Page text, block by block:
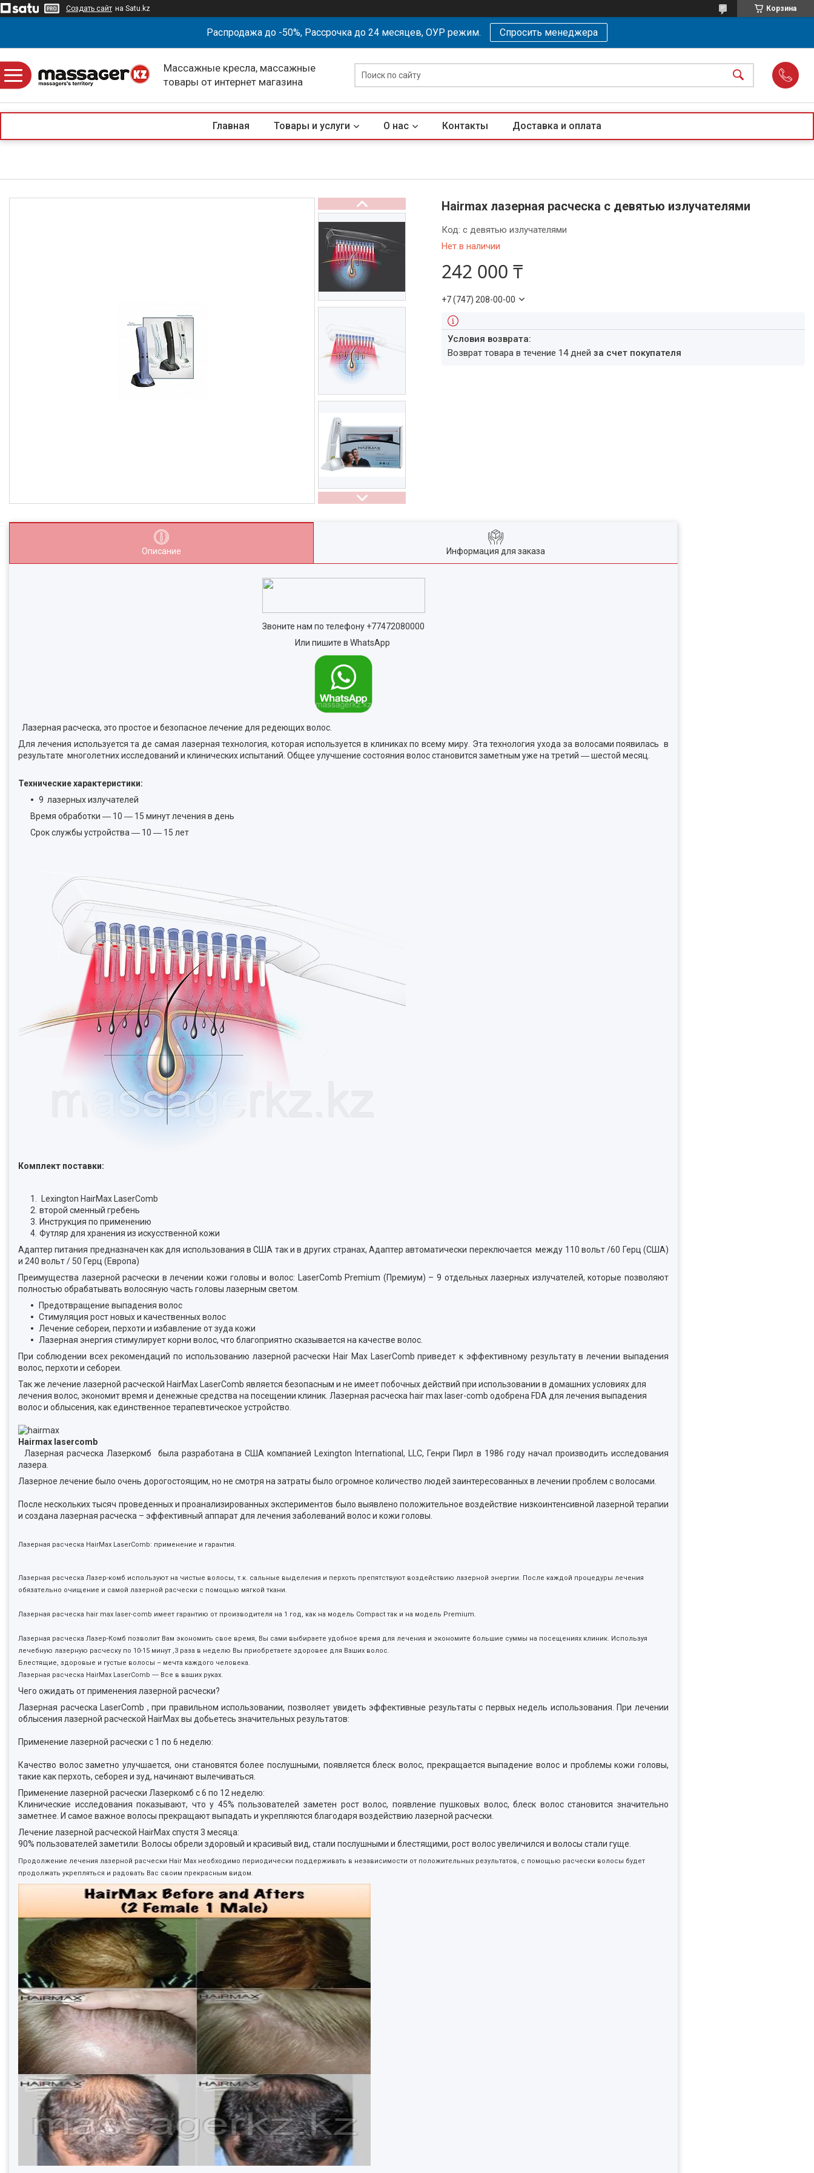
Создать сайт на Satu.kz Корзина
Распродажа до -50%, Рассрочка до 24 месяцев, ОУР режим. Спросить менеджера
Массажные кресла, массажные
товары от интернет магазина
Главная Товары и услуги О нас Контакты Доставка и оплата
Hairmax лазерная расческа с девятью излучателями
Нет в наличии
Код:с девятью излучателями
242 000 ₸
+7 (747) 208-00-00
возврат товара в течение 14 днейза счет покупателя
Описание Информация для заказа
Звоните нам по телефону +77472080000
Или пишите в WhatsApp
Лазерная расческа, это простое и безопасное лечение для редеющих волос.
Для лечения используется та де самая лазерная технология, которая используется в клиниках по всему миру. Эта технология ухода за волосами появилась в
результате многолетних исследований и клинических испытаний. Общее улучшение состояния волос становится заметным уже на третий ― шестой месяц.
Технические характеристики:
9 лазерных излучателей
Время обработки ― 10 ― 15 минут лечения в день
Срок службы устройства ― 10 ― 15 лет
Комплект поставки:
Lexington HairMax LaserComb
второй сменный гребень
Инструкция по применению
Футляр для хранения из искусственной кожи
Адаптер питания предназначен как для использования в США так и в других странах, Адаптер автоматически переключается между 110 вольт /60 Герц (США)
и 240 вольт / 50 Герц (Европа)
Преимущества лазерной расчески в лечении кожи головы и волос: LaserComb Premium (Премиум) – 9 отдельных лазерных излучателей, которые позволяют
полностью обрабатывать волосяную часть головы лазерным светом.
Предотвращение выпадения волос
Стимуляция рост новых и качественных волос
Лечение себореи, перхоти и избавление от зуда кожи
Лазерная энергия стимулирует корни волос, что благоприятно сказывается на качестве волос.
При соблюдении всех рекомендаций по использованию лазерной расчески Hair Max LaserComb приведет к эффективному результату в лечении выпадения
волос, перхоти и себореи.
Так же лечение лазерной расческой HairMax LaserComb является безопасным и не имеет побочных действий при использовании в домашних условиях для
лечения волос, экономит время и денежные средства на посещении клиник. Лазерная расческа hair max laser-comb одобрена FDA для лечения выпадения
волос и облысения, как единственное терапевтическое устройство.
Hairmax lasercomb
Лазерная расческа Лазеркомб была разработана в США компанией Lexington International, LLC, Генри Пирл в 1986 году начал производить исследования
лазера.
Лазерное лечение было очень дорогостоящим, но не смотря на затраты было огромное количество людей заинтересованных в лечении проблем с волосами.
После нескольких тысяч проведенных и проанализированных экспериментов было выявлено положительное воздействие низкоинтенсивной лазерной терапии
и создана лазерная расческа – эффективный аппарат для лечения заболеваний волос и кожи головы.
Лазерная расческа HairMax LaserComb: применение и гарантия.
Лазерная расческа Лазер-комб используют на чистые волосы, т.к. сальные выделения и перхоть препятствуют воздействию лазерной энергии. После каждой процедуры лечения
обязательно очищение и самой лазерной расчески с помощью мягкой ткани.
Лазерная расческа hair max laser-comb имеет гарантию от производителя на 1 год, как на модель Compact так и на модель Premium.
Лазерная расческа Лазер-Комб позволит Вам экономить свое время, Вы сами выбираете удобное время для лечения и экономите большие суммы на посещениях клиник. Используя
лечебную лазерную расческу по 10-15 минут ,3 раза в неделю Вы приобретаете здоровее для Ваших волос.
Блестящие, здоровые и густые волосы – мечта каждого человека.
Лазерная расческа HairMax LaserComb ― Все в ваших руках.
Чего ожидать от применения лазерной расчески?
Лазерная расческа LaserComb , при правильном использовании, позволяет увидеть эффективные результаты с первых недель использования. При лечении
облысения лазерной расческой HairMax вы добьетесь значительных результатов:
Применение лазерной расчески с 1 по 6 неделю:
Качество волос заметно улучшается, они становятся более послушными, появляется блеск волос, прекращается выпадение волос и проблемы кожи головы,
такие как перхоть, себорея и зуд, начинают вылечиваться.
Применение лазерной расчески Лазеркомб с 6 по 12 неделю:
Клинические исследования показывают, что у 45% пользователей заметен рост волос, появление пушковых волос, блеск волос становится значительно
заметнее. И самое важное волосы прекращают выпадать и укрепляются благодаря воздействию лазерной расчески.
Лечение лазерной расческой HairMax спустя 3 месяца:
90% пользователей заметили: Волосы обрели здоровый и красивый вид, стали послушными и блестящими, рост волос увеличился и волосы стали гуще.
Продолжение лечения лазерной расчески Hair Max необходимо периодически поддерживать в независимости от положительных результатов, с помощью расчески волосы будет
продолжать укрепляться и радовать Вас своим прекрасным видом.